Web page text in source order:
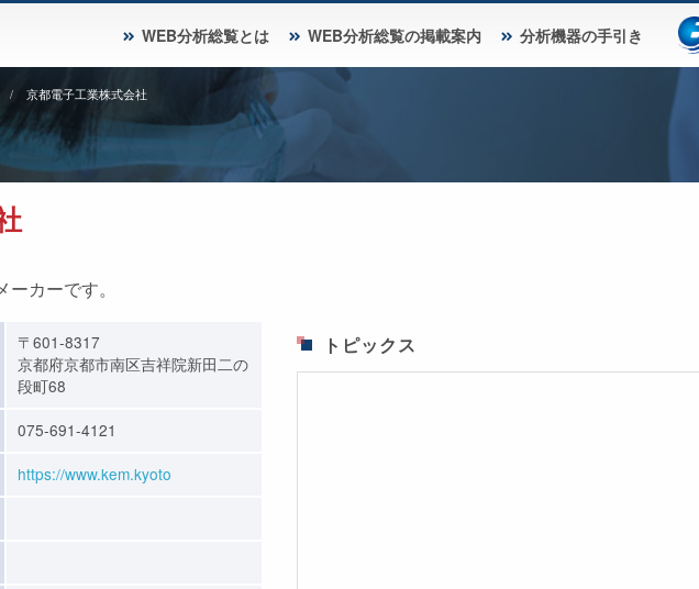
WEB分析総覧とは WEB分析総覧の掲載案内 分析機器の手引き
京都電子工業株式会社
カーです。
〒601-8317
京都府京都市南区吉祥院新田二の
段町68
075-691-4121
https://www.kem.kyoto
トピックス